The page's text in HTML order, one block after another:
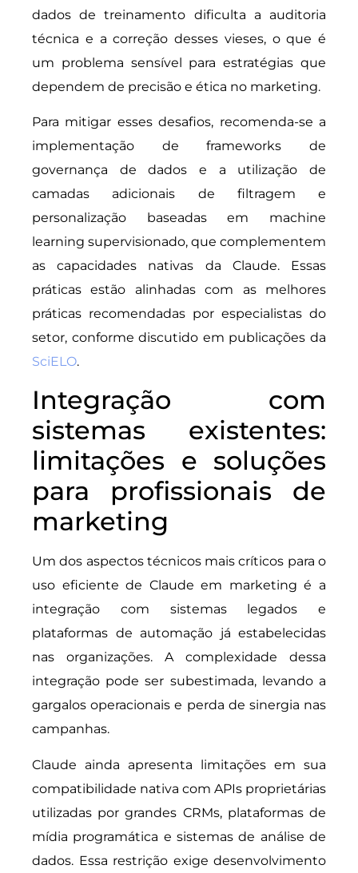
dados de treinamento dificulta a auditoria
técnica e a correção desses vieses, o que é
um problema sensível para estratégias que
dependem de precisão e ética no marketing.
Para mitigar esses desafios, recomenda-se a
implementação de frameworks de
governança de dados e a utilização de
camadas adicionais de filtragem e
personalização baseadas em machine
learning supervisionado, que complementem
as capacidades nativas da Claude. Essas
práticas estão alinhadas com as melhores
práticas recomendadas por especialistas do
setor, conforme discutido em publicações da
SciELO.
Integração com
sistemas existentes:
limitações e soluções
para profissionais de
marketing
Um dos aspectos técnicos mais críticos para o
uso eficiente de Claude em marketing é a
integração com sistemas legados e
plataformas de automação já estabelecidas
nas organizações. A complexidade dessa
integração pode ser subestimada, levando a
gargalos operacionais e perda de sinergia nas
campanhas.
Claude ainda apresenta limitações em sua
compatibilidade nativa com APIs proprietárias
utilizadas por grandes CRMs, plataformas de
mídia programática e sistemas de análise de
dados. Essa restrição exige desenvolvimento